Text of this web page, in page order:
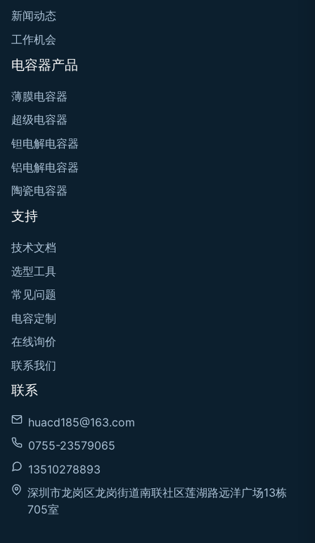
新闻动态
工作机会
电容器产品
薄膜电容器
超级电容器
钽电解电容器
铝电解电容器
陶瓷电容器
支持
技术文档
选型工具
常见问题
电容定制
在线询价
联系我们
联系
huacd185@163.com
0755-23579065
13510278893
深圳市龙岗区龙岗街道南联社区莲湖路远洋广场13栋
705室